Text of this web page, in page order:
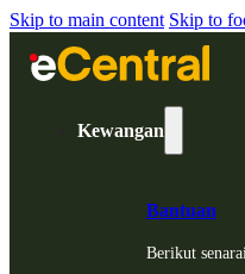
Skip to main content Skip to
Kewangan
Bantuan
Berikut